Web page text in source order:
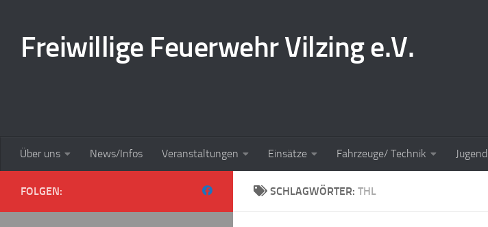
Freiwillige Feuerwehr Vilzing e.V.
Über uns News/Infos Veranstaltungen Einsätze Fahrzeuge/ Technik Jugend
SCHLAGWÖRTER: THL
FOLGEN: